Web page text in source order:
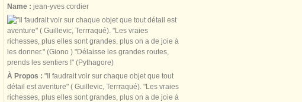
Name : jean-yves cordier
À Propos : "Il faudrait voir sur chaque objet que tout
détail est aventure" ( Guillevic, Terrraqué). "Les vraies
richesses, plus elles sont grandes, plus on a de joie à